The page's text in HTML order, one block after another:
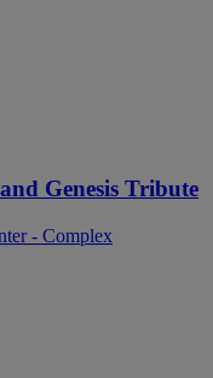
Genesis Tribute
- Complex